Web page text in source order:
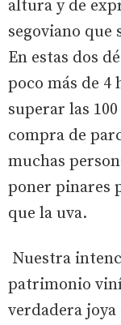
altura y de
segoviano que
En estas dos
poco más de 4
superar las
compra de
muchas
poner pinares
que la uva.
Nuestra
patrimonio
verdadera joya